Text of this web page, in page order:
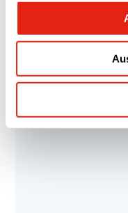
Messen und
Tag der